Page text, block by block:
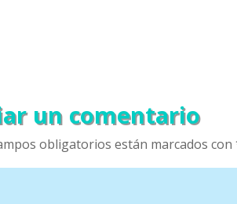
un comentario
obligatorios están marcados con